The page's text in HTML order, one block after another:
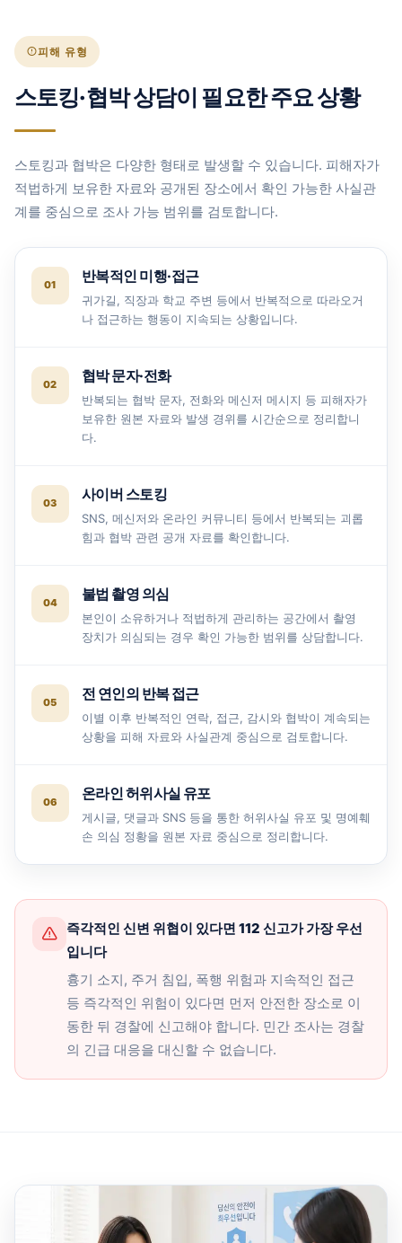
피해 유형
스토킹·협박 상담이 필요한 주요 상황
스토킹과 협박은 다양한 형태로 발생할 수 있습니다. 피해자가
적법하게 보유한 자료와 공개된 장소에서 확인 가능한 사실관
계를 중심으로 조사 가능 범위를 검토합니다.
반복적인 미행·접근
귀가길, 직장과 학교 주변 등에서 반복적으로 따라오거
나 접근하는 행동이 지속되는 상황입니다.
협박 문자·전화
반복되는 협박 문자, 전화와 메신저 메시지 등 피해자가
보유한 원본 자료와 발생 경위를 시간순으로 정리합니
다.
사이버 스토킹
SNS, 메신저와 온라인 커뮤니티 등에서 반복되는 괴롭
힘과 협박 관련 공개 자료를 확인합니다.
불법 촬영 의심
본인이 소유하거나 적법하게 관리하는 공간에서 촬영
장치가 의심되는 경우 확인 가능한 범위를 상담합니다.
전 연인의 반복 접근
이별 이후 반복적인 연락, 접근, 감시와 협박이 계속되는
상황을 피해 자료와 사실관계 중심으로 검토합니다.
온라인 허위사실 유포
게시글, 댓글과 SNS 등을 통한 허위사실 유포 및 명예훼
손 의심 정황을 원본 자료 중심으로 정리합니다.
즉각적인 신변 위협이 있다면 112 신고가 가장 우선
입니다
흉기 소지, 주거 침입, 폭행 위험과 지속적인 접근
등 즉각적인 위험이 있다면 먼저 안전한 장소로 이
동한 뒤 경찰에 신고해야 합니다. 민간 조사는 경찰
의 긴급 대응을 대신할 수 없습니다.